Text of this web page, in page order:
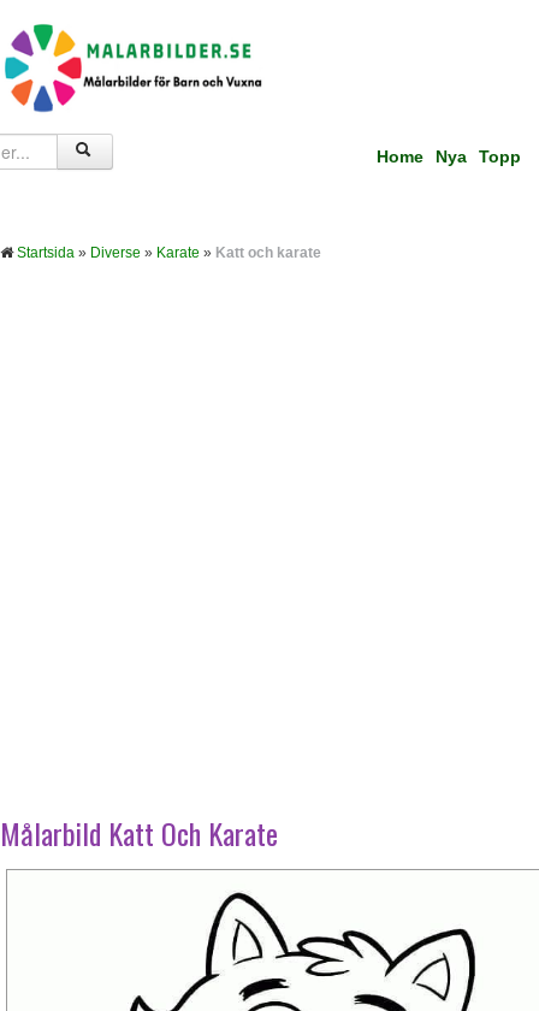
Home Nya Topp
Startsida » Diverse » Karate » Katt och karate
Målarbild Katt Och Karate